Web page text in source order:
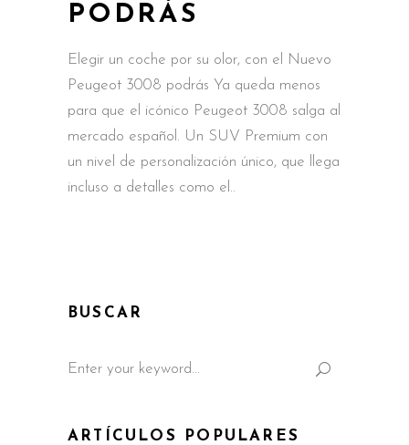
PODRÁS
Elegir un coche por su olor, con el Nuevo
Peugeot 3008 podrás Ya queda menos
para que el icónico Peugeot 3008 salga al
mercado español. Un SUV Premium con
un nivel de personalización único, que llega
incluso a detalles como el
BUSCAR
for:
ARTÍCULOS POPULARES